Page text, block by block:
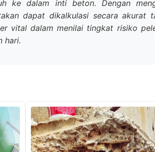
ke dalam inti beton. Dengan
dapat dikalkulasi secara akurat
vital dalam menilai tingkat risiko
hari.